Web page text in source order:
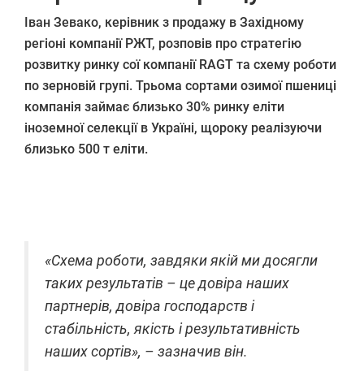
Іван Зевако, керівник з продажу в Західному
регіоні компанії РЖТ, розповів про стратегію
розвитку ринку сої компанії RAGT та схему роботи
по зерновій групі. Трьома сортами озимої пшениці
компанія займає близько 30% ринку еліти
іноземної селекції в Україні, щороку реалізуючи
близько 500 т еліти.
«Схема роботи, завдяки якій ми досягли
таких результатів – це довіра наших
партнерів, довіра господарств і
стабільність, якість і результативність
наших сортів», – зазначив він.